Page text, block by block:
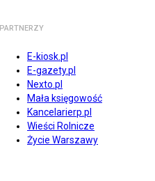
PARTNERZY
E-kiosk.pl
E-gazety.pl
Nexto.pl
Mała księgowość
Kancelarierp.pl
Wieści Rolnicze
Życie Warszawy